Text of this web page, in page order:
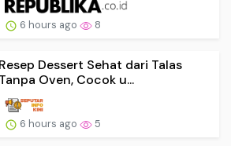
6 hours ago 8
Resep Dessert Sehat dari Talas
Tanpa Oven, Cocok u...
6 hours ago 5